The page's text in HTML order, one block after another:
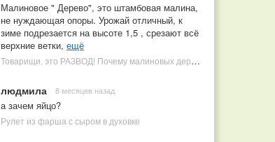
Малиновое " Дерево", это штамбовая малина,
не нуждающая опоры. Урожай отличный, к
зиме подрезается на высоте 1,5 , срезают всё
верхние ветки, ещё
Товарищи, это РАЗВОД! Почему малиновых деревьев не бывает, или Как ушлые продавцы наживаются на мечтах садоводов
людмила 8 месяцев назад
а зачем яйцо?
Рулет из фарша с сыром в духовке